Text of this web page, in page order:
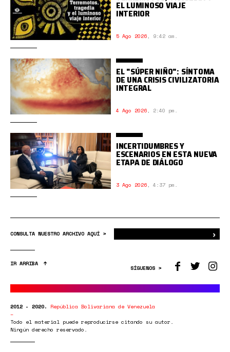
EL LUMINOSO VIAJE
INTERIOR
5 Ago 2026, 9:42 am.
EL "SÚPER NIÑO": SÍNTOMA
DE UNA CRISIS CIVILIZATORIA
INTEGRAL
4 Ago 2026, 2:40 pm.
INCERTIDUMBRES Y
ESCENARIOS EN ESTA NUEVA
ETAPA DE DIÁLOGO
3 Ago 2026, 4:37 pm.
CONSULTA NUESTRO ARCHIVO AQUÍ > ›
IR ARRIBA
SÍGUENOS >
2012 - 2020. República Bolivariana de Venezuela
Todo el material puede reproducirse citando su autor.
Ningún derecho reservado.